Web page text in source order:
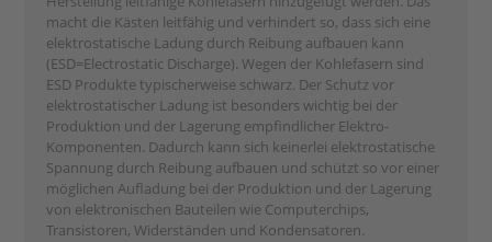
macht die Kästen leitfähig und verhindert so, dass sich eine
elektrostatische Ladung durch Reibung aufbauen kann
(ESD=Electrostatic Discharge). Wegen der Kohlefasern sind
ESD Produkte typischerweise schwarz. Der Schutz vor
elektrostatischer Ladung ist besonders wichtig bei der
Produktion und der Lagerung empfindlicher Elektro-
Komponenten. Dadurch kann sich keinerlei elektrostatische
Spannung durch Reibung aufbauen und schützt so vor einer
möglichen Aufladung bei der Produktion und der Lagerung
von elektronischen Bauteilen wie Computerchips,
Transistoren, Widerständen und Kondensatoren.